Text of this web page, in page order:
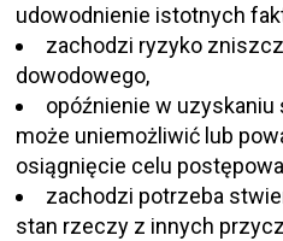
udowodnienie istotnych
zachodzi ryzyko
dowodowego,
opóźnienie w
może uniemożliwić lub
osiągnięcie celu
zachodzi potrzeba
stan rzeczy z innych